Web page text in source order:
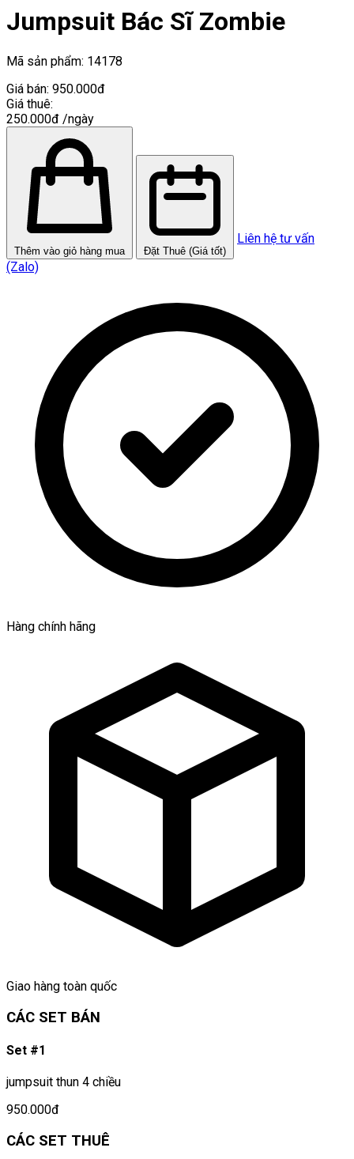
Jumpsuit Bác Sĩ Zombie
Mã sản phẩm: 14178
Giá bán: 950.000đ
Giá thuê:
250.000đ /ngày
Thêm vào giỏ hàng mua Đặt Thuê (Giá tốt)
Liên hệ tư vấn
(Zalo)
Hàng chính hãng
Giao hàng toàn quốc
CÁC SET BÁN
Set #1
jumpsuit thun 4 chiều
950.000đ
CÁC SET THUÊ